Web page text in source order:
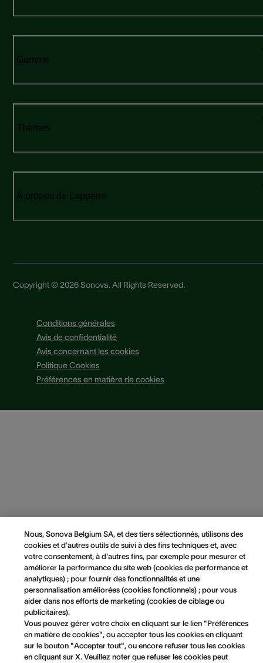
Gamme
Thèmes
À propos de Lapperre
Copyright © 2026 Sonova. All Rights Reserved.
Conditions générales
Avis de confidentialité
Avis concernant les cookies
Politique Cookies
Préférences en matière de cookies
Nous, Sonova Belgium SA, et des tiers sélectionnés, utilisons des
cookies et d'autres outils de suivi à des fins techniques et, avec
votre consentement, à d'autres fins, par exemple pour mesurer et
améliorer la performance du site web (cookies de performance et
analytiques) ; pour fournir des fonctionnalités et une
personnalisation améliorées (cookies fonctionnels) ; pour vous
aider dans nos efforts de marketing (cookies de ciblage ou
publicitaires).
Vous pouvez gérer votre choix en cliquant sur le lien "Préférences
en matière de cookies", ou accepter tous les cookies en cliquant
sur le bouton "Accepter tout", ou encore refuser tous les cookies
en cliquant sur X. Veuillez noter que refuser les cookies peut